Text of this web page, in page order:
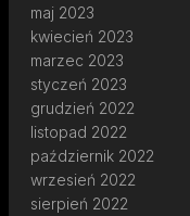
maj 2023
kwiecień 2023
marzec 2023
styczeń 2023
grudzień 2022
listopad 2022
październik 2022
wrzesień 2022
sierpień 2022